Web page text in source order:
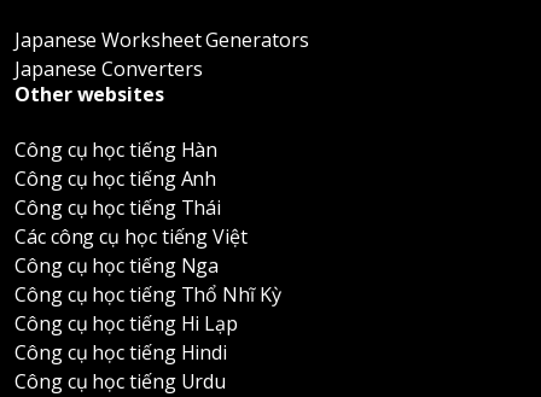
Japanese Worksheet Generators
Japanese Converters
Other websites
Công cụ học tiếng Hàn
Công cụ học tiếng Anh
Công cụ học tiếng Thái
Các công cụ học tiếng Việt
Công cụ học tiếng Nga
Công cụ học tiếng Thổ Nhĩ Kỳ
Công cụ học tiếng Hi Lạp
Công cụ học tiếng Hindi
Công cụ học tiếng Urdu